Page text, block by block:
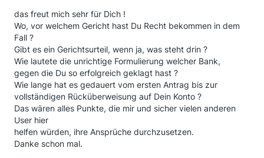
das freut mich sehr für Dich !
Wo, vor welchem Gericht hast Du Recht bekommen in dem
Fall ?
Gibt es ein Gerichtsurteil, wenn ja, was steht drin ?
Wie lautete die unrichtige Formulierung welcher Bank,
gegen die Du so erfolgreich geklagt hast ?
Wie lange hat es gedauert vom ersten Antrag bis zur
vollständigen Rücküberweisung auf Dein Konto ?
Das wären alles Punkte, die mir und sicher vielen anderen
User hier
helfen würden, ihre Ansprüche durchzusetzen.
Danke schon mal.